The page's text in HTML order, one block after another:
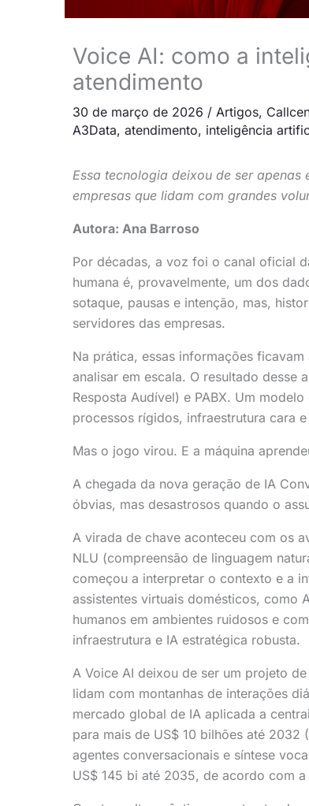
Voice AI: como a
atendimento
30 de março de 2026 / Artigos,
A3Data, atendimento, inteligência
Essa tecnologia deixou de ser
empresas que lidam com grandes
Autora: Ana Barroso
Por décadas, a voz foi o canal oficial
humana é, provavelmente, um dos
sotaque, pausas e intenção, mas,
servidores das empresas.
Na prática, essas informações
analisar em escala. O resultado desse
Resposta Audível) e PABX. Um
processos rígidos, infraestrutura cara
Mas o jogo virou. E a máquina
A chegada da nova geração de IA
óbvias, mas desastrosos quando o
A virada de chave aconteceu com os
NLU (compreensão de linguagem
começou a interpretar o contexto e a
assistentes virtuais domésticos, como
humanos em ambientes ruidosos e
infraestrutura e IA estratégica robusta.
A Voice AI deixou de ser um projeto
lidam com montanhas de interações
mercado global de IA aplicada a
para mais de US$ 10 bilhões até 2032
agentes conversacionais e síntese
US$ 145 bi até 2035, de acordo com a